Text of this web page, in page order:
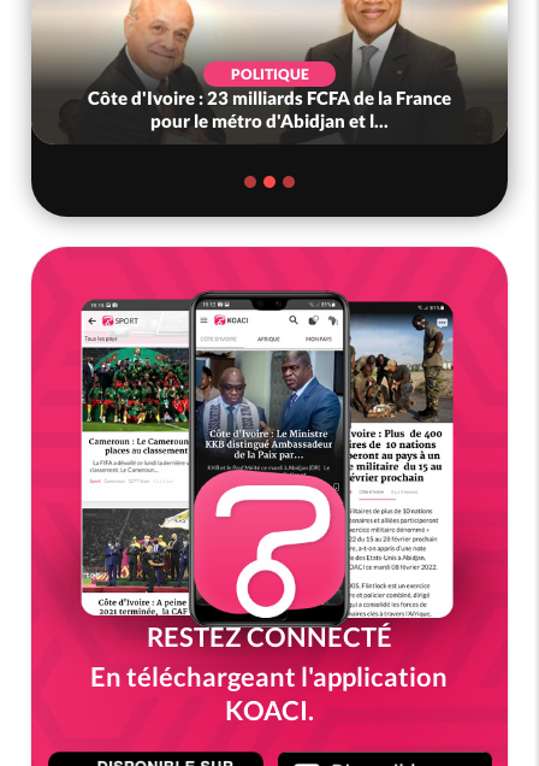
POLITIQUE
Côte d'Ivoire : 23 milliards FCFA de la France
pour le métro d'Abidjan et l...
RESTEZ CONNECTÉ
En téléchargeant l'application
KOACI.